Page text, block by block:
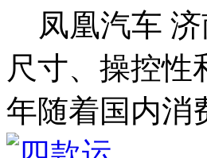
凤凰汽车
尺寸、操控性
年随着国内消